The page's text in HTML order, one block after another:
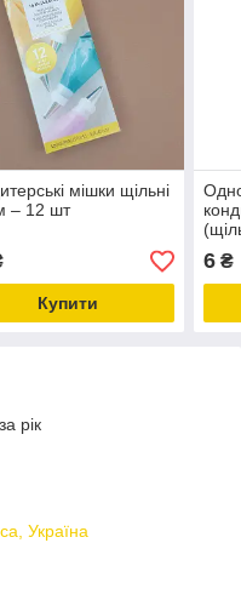
мішки щільні
– 12 шт
Купити
— 1
6 ₴
рік
Україна